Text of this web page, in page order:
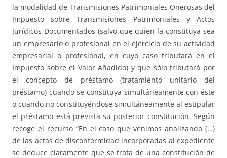
la modalidad de Transmisiones Patrimoniales Onerosas del
Impuesto sobre Transmisiones Patrimoniales y Actos
Jurídicos Documentados (salvo que quien la constituya sea
un empresario o profesional en el ejercicio de su actividad
empresarial o profesional, en cuyo caso tributará en el
Impuesto sobre el Valor Añadido) y que sólo tributará por
el concepto de préstamo (tratamiento unitario del
préstamo) cuando se constituya simultáneamente con éste
o cuando no constituyéndose simultáneamente al estipular
el préstamo está prevista su posterior constitución. Según
recoge el recurso “En el caso que venimos analizando (…)
de las actas de disconformidad incorporadas al expediente
se deduce claramente que se trata de una constitución de